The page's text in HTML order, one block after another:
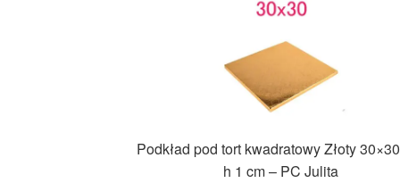
Podkład pod tort kwadratowy Złoty
h 1 cm – PC Julita